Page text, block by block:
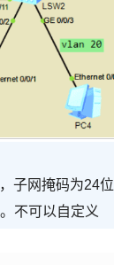
子网掩码为24位
不可以自定义